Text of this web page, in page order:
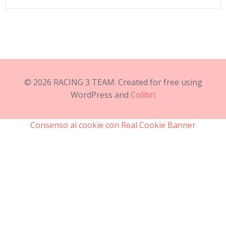
© 2026 RACING 3 TEAM. Created for free using
WordPress and Colibri
Consenso ai cookie con Real Cookie Banner